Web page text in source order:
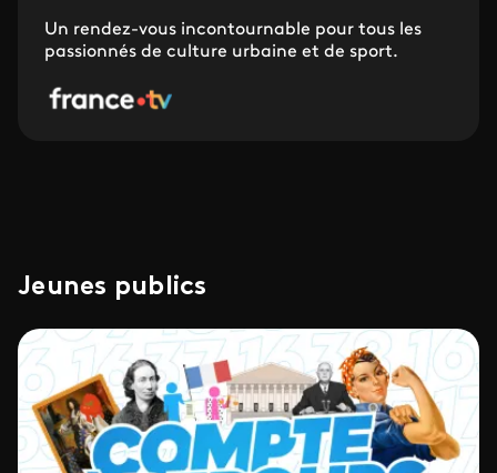
Un rendez-vous incontournable pour tous les
passionnés de culture urbaine et de sport.
Jeunes publics